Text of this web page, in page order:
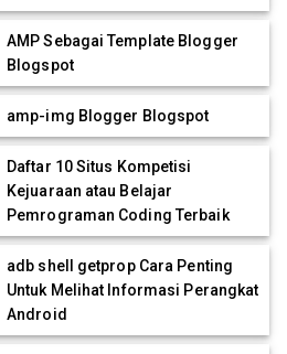
AMP Sebagai Template Blogger
Blogspot
amp-img Blogger Blogspot
Daftar 10 Situs Kompetisi
Kejuaraan atau Belajar
Pemrograman Coding Terbaik
adb shell getprop Cara Penting
Untuk Melihat Informasi Perangkat
Android